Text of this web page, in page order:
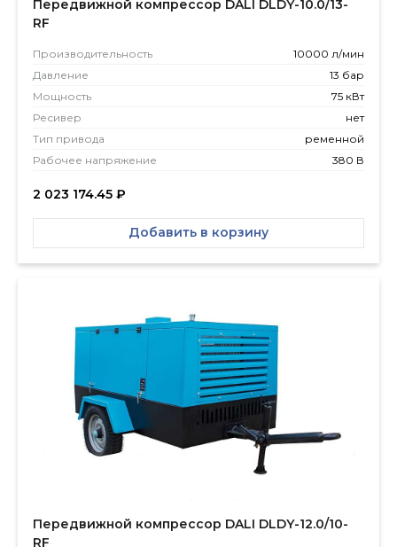
Передвижной компрессор DALI DLDY-10.0/13-
RF
Производитель­ность
10000 л/мин
Давление
13 бар
Мощность
75 кВт
Ресивер
нет
Тип привода
ременной
Рабочее напряжение
380 В
2 023 174.45 ₽
Добавить в корзину
Передвижной компрессор DALI DLDY-12.0/10-
RF